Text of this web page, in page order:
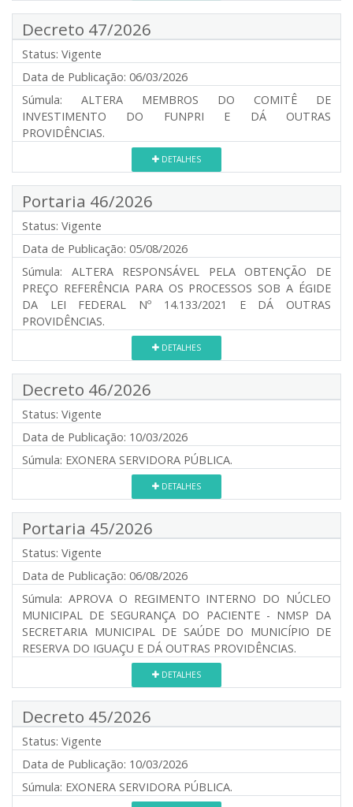
Decreto 47/2026
Status: Vigente
Data de Publicação: 06/03/2026
Súmula: ALTERA MEMBROS DO COMITÊ DE
INVESTIMENTO DO FUNPRI E DÁ OUTRAS
PROVIDÊNCIAS.
DETALHES
Portaria 46/2026
Status: Vigente
Data de Publicação: 05/08/2026
Súmula: ALTERA RESPONSÁVEL PELA OBTENÇÃO DE
PREÇO REFERÊNCIA PARA OS PROCESSOS SOB A ÉGIDE
DA LEI FEDERAL Nº 14.133/2021 E DÁ OUTRAS
PROVIDÊNCIAS.
DETALHES
Decreto 46/2026
Status: Vigente
Data de Publicação: 10/03/2026
Súmula: EXONERA SERVIDORA PÚBLICA.
DETALHES
Portaria 45/2026
Status: Vigente
Data de Publicação: 06/08/2026
Súmula: APROVA O REGIMENTO INTERNO DO NÚCLEO
MUNICIPAL DE SEGURANÇA DO PACIENTE - NMSP DA
SECRETARIA MUNICIPAL DE SAÚDE DO MUNICÍPIO DE
RESERVA DO IGUAÇU E DÁ OUTRAS PROVIDÊNCIAS.
DETALHES
Decreto 45/2026
Status: Vigente
Data de Publicação: 10/03/2026
Súmula: EXONERA SERVIDORA PÚBLICA.